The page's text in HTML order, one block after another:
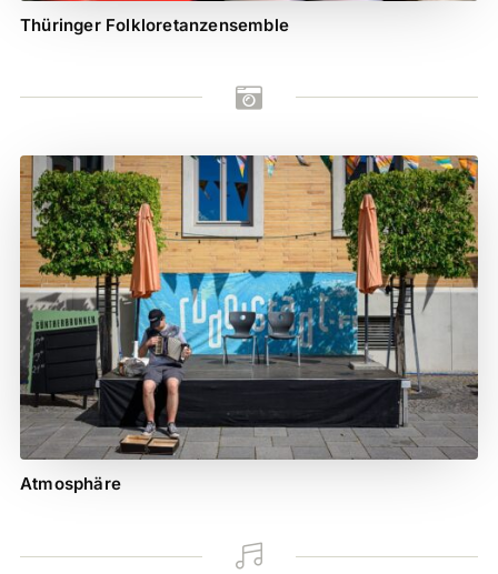
Thüringer Folkloretanzensemble

Atmosphäre
